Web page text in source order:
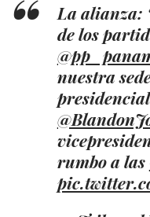
La alianza:
de los
nuestra
rumbo a las